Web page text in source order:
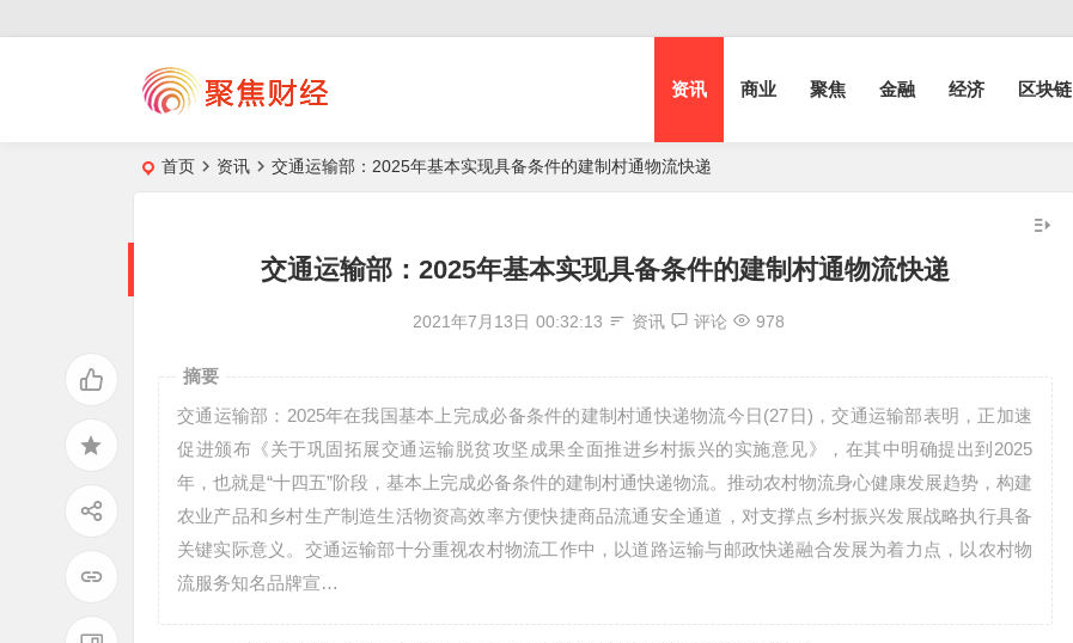
资讯 商业 聚焦 金融 经济 区块链
首页 资讯 交通运输部：2025年基本实现具备条件的建制村通物流快递
交通运输部：2025年基本实现具备条件的建制村通物流快递
2021年7月13日 00:32:13 资讯 评论 978
摘要
交通运输部：2025年在我国基本上完成必备条件的建制村通快递物流今日(27日)，交通运输部表明，正加速
促进颁布《关于巩固拓展交通运输脱贫攻坚成果全面推进乡村振兴的实施意见》，在其中明确提出到2025
年，也就是“十四五”阶段，基本上完成必备条件的建制村通快递物流。推动农村物流身心健康发展趋势，构建
农业产品和乡村生产制造生活物资高效率方便快捷商品流通安全通道，对支撑点乡村振兴发展战略执行具备
关键实际意义。交通运输部十分重视农村物流工作中，以道路运输与邮政快递融合发展为着力点，以农村物
流服务知名品牌宣…